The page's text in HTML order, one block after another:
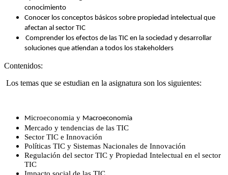
conocimiento
Conocer los conceptos básicos sobre propiedad intelectual que
afectan al sector TIC
Comprender los efectos de las TIC en la sociedad y desarrollar
soluciones que atiendan a todos los stakeholders
Contenidos:
Los temas que se estudian en la asignatura son los siguientes:
Microeconomia y Macroeconomia
Mercado y tendencias de las TIC
Sector TIC e Innovación
Políticas TIC y Sistemas Nacionales de Innovación
Regulación del sector TIC y Propiedad Intelectual en el sector
TIC